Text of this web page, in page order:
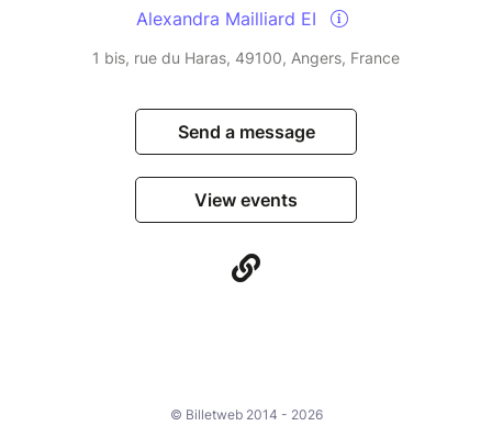
Alexandra Mailliard EI
1 bis, rue du Haras, 49100, Angers, France
Send a message
View events
© Billetweb 2014 - 2026